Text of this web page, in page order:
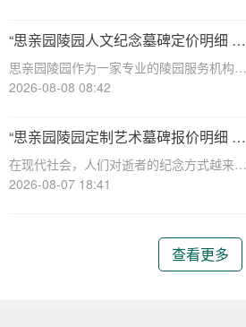
务，旨在为家属提供一个庄重、宁静的场
所，以表达对逝者的无限思念。本文将详细
介绍思亲园陵
“思亲园陵园人文纪念墓碑定价明细 专
属追思场地购墓即享 详解与优惠活动”
思亲园陵园作为一家专业的陵园服务机构，
致力于为家属提供高质量、人性化的纪念服
碑的定价明细，以及专属追思场地的购墓优
惠活动，帮助家属更好地了解和选择合适的
纪念方式。
2026-08-08 08:42
“思亲园陵园定制艺术墓碑报价明细 活
动减免设计雕刻费用详解”
在现代社会，人们对逝者的纪念方式越来越
注重个性化与艺术性。思亲园陵园作为一家
求。本文将详细介绍思亲园陵园定制艺术墓
2026-08-07 18:41
查看更多